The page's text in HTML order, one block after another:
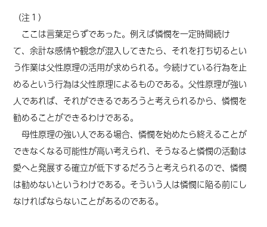
（注１）
ここは言葉足らずであった。例えば憐憫を一定時間続け
て、余計な感情や観念が混入してきたら、それを打ち切るとい
う作業は父性原理の活用が求められる。今続けている行為を止
めるという行為は父性原理によるものである。父性原理が強い
人であれば、それができるであろうと考えられるから、憐憫を
勧めることができるわけである。
母性原理の強い人である場合、憐憫を始めたら終えることが
できなくなる可能性が高い考えられ、そうなると憐憫の活動は
愛へと発展する確立が低下するだろうと考えられるので、憐憫
は勧めないというわけである。そういう人は憐憫に陥る前にし
なければならないことがあるのである。